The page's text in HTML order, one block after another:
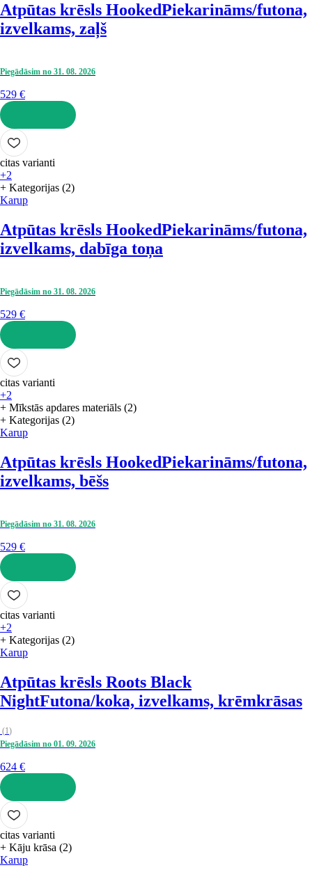
Atpūtas krēsls HookedPiekarināms/futona,
izvelkams, zaļš
Piegādāsim no 31. 08. 2026
529 €
LIKT GROZĀ
citas varianti
+2
+ Kategorijas (2)
Karup
Atpūtas krēsls HookedPiekarināms/futona,
izvelkams, dabīga toņa
Piegādāsim no 31. 08. 2026
529 €
LIKT GROZĀ
citas varianti
+2
+ Mīkstās apdares materiāls (2)
+ Kategorijas (2)
Karup
Atpūtas krēsls HookedPiekarināms/futona,
izvelkams, bēšs
Piegādāsim no 31. 08. 2026
529 €
LIKT GROZĀ
citas varianti
+2
+ Kategorijas (2)
Karup
Atpūtas krēsls Roots Black
NightFutona/koka, izvelkams, krēmkrāsas
(1)
Piegādāsim no 01. 09. 2026
624 €
LIKT GROZĀ
citas varianti
+ Kāju krāsa (2)
Karup